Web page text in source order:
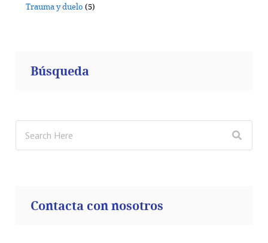
Trauma y duelo (5)
Búsqueda
Contacta con nosotros